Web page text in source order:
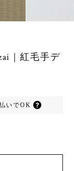
｜紅毛手デ
いでOK